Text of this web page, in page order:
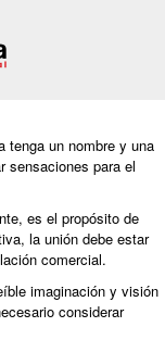
tenga un nombre y una
sensaciones para el
es el propósito de
la unión debe estar
comercial.
imaginación y visión
considerar